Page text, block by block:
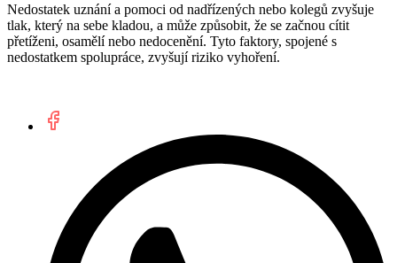
Nedostatek uznání a pomoci od nadřízených nebo kolegů zvyšuje
tlak, který na sebe kladou, a může způsobit, že se začnou cítit
přetíženi, osamělí nebo nedocenění. Tyto faktory, spojené s
nedostatkem spolupráce, zvyšují riziko vyhoření.